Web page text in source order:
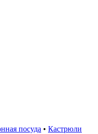
посуда • Кастрюли